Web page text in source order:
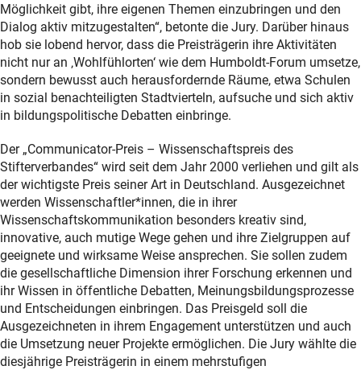
Möglichkeit gibt, ihre eigenen Themen einzubringen und den
Dialog aktiv mitzugestalten“, betonte die Jury. Darüber hinaus
hob sie lobend hervor, dass die Preisträgerin ihre Aktivitäten
nicht nur an ‚Wohlfühlorten‘ wie dem Humboldt-Forum umsetze,
sondern bewusst auch herausfordernde Räume, etwa Schulen
in sozial benachteiligten Stadtvierteln, aufsuche und sich aktiv
in bildungspolitische Debatten einbringe.
Der „Communicator-Preis – Wissenschaftspreis des
Stifterverbandes“ wird seit dem Jahr 2000 verliehen und gilt als
der wichtigste Preis seiner Art in Deutschland. Ausgezeichnet
werden Wissenschaftler*innen, die in ihrer
Wissenschaftskommunikation besonders kreativ sind,
innovative, auch mutige Wege gehen und ihre Zielgruppen auf
geeignete und wirksame Weise ansprechen. Sie sollen zudem
die gesellschaftliche Dimension ihrer Forschung erkennen und
ihr Wissen in öffentliche Debatten, Meinungsbildungsprozesse
und Entscheidungen einbringen. Das Preisgeld soll die
Ausgezeichneten in ihrem Engagement unterstützen und auch
die Umsetzung neuer Projekte ermöglichen. Die Jury wählte die
diesjährige Preisträgerin in einem mehrstufigen